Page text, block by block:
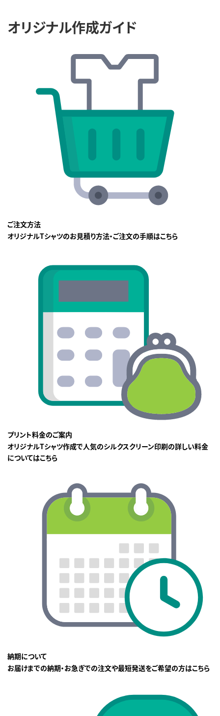
オリジナル作成ガイド
ご注文方法
オリジナルTシャツのお見積り方法・ご注文の手順はこちら
プリント料金のご案内
オリジナルTシャツ作成で人気のシルクスクリーン印刷の詳しい料金
についてはこちら
納期について
お届けまでの納期・お急ぎでの注文や最短発送をご希望の方はこちら